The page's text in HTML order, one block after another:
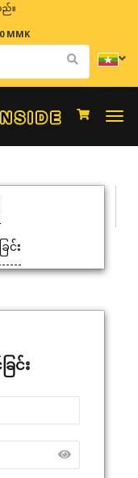
။
MMK
င်း
င်း